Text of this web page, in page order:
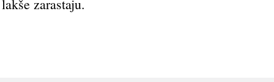
zarastaju.